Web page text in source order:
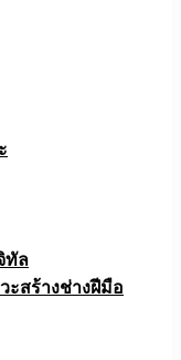
ทัล
ะสร้างช่างฝีมือ